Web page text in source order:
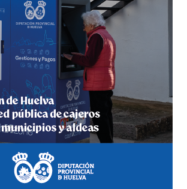
FIESTAS COLOMBINAS 2026